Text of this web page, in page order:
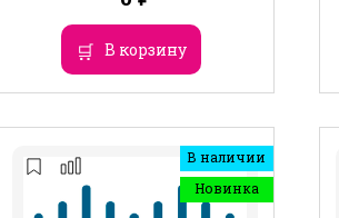
В корзину
В наличии
Новинка